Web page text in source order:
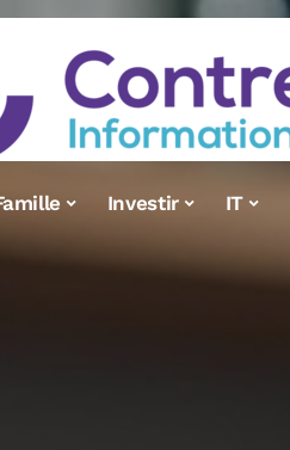
Investir IT